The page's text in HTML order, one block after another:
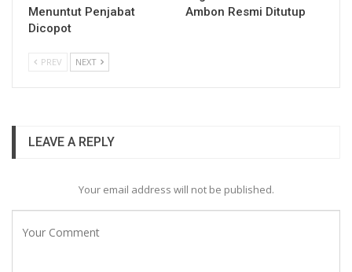
Menuntut Penjabat
Dicopot
Ambon Resmi Ditutup
PREV NEXT
LEAVE A REPLY
Your email address will not be published.